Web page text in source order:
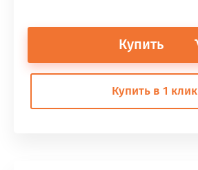
Купить
Купить в 1 клик